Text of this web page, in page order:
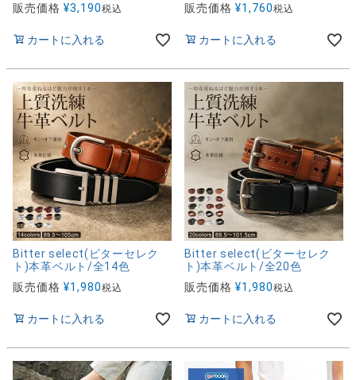
販売価格 ¥3,190税込
カートに入れる
販売価格 ¥1,760税込
カートに入れる
Bitter select(ビターセレク
ト)本革ベルト/全14色
販売価格 ¥1,980税込
カートに入れる
Bitter select(ビターセレク
ト)本革ベルト/全20色
販売価格 ¥1,980税込
カートに入れる